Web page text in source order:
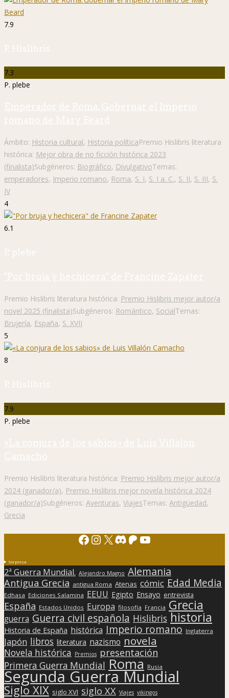
7.9
P. Hislibris
7.3
P. plebe
Emperador de Roma. Gobernar el Imperio
romano de Mary Beard
Ámbito: Historia cultural, Historia políticaPremio Hislibris literatura
histórica: Mejor obra de no ficción histórica 2023
(finalista)Subgéneros: Biográfico, DivulgativoTemas:
emperadores, Imperio romano, Roma, S. I, S. I a. C., S. II, S. III, S.
IV
4
6.1
P. plebe
"Por bruja y hechicera" de Francine Zapater
Premio Hislibris literatura histórica: Premio Hislibris mejor autor/a
novel 2025 (finalista)Subgéneros: Romántico, SocialTemas:
Brujería, España, S. XVII
5
8
P. Hislibris
7.9
P. plebe
«La conjura de los sabios» de Luis Villalón
Camacho
Premio Hislibris literatura histórica: Premio Hislibris mejor autor/a
2024 (ganador/a), Premio Hislibris mejor novela histórica 2024
(ganador/a)Subgéneros: Aventuras, ViajesTemas: Antigüedad,
Grecia
Facebook
Instagram
X Discord
Patreon
YouTube
Sorpresa
2ª Guerra Mundial. Alejandro Magno Alemania
Antigua Grecia antigua Roma Atenas cómic Edad Media
Edhasa Ediciones Salamina EEUU Egipto Ensayo entrevista
España Estados Unidos Europa filosofía Francia Grecia
guerra Guerra civil española Hislibris historia
Historia de España histórica Imperio romano Inglaterra
Japón libros literatura nazismo novela
Novela histórica Premios presentación
Primera Guerra Mundial Roma Rusia
Segunda Guerra Mundial
Siglo XIX siglo XVI siglo XX Viajes vikingos